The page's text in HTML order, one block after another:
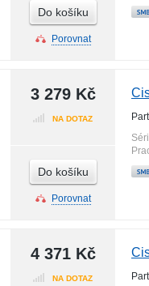
Do košíku
Porovnat
3 279 Kč
NA DOTAZ
Do košíku
Porovnat
4 371 Kč
NA DOTAZ